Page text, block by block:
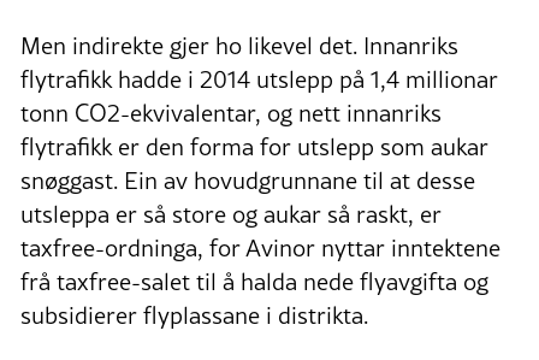
Men indirekte gjer ho likevel det. Innanriks
flytrafikk hadde i 2014 utslepp på 1,4 millionar
tonn CO2-ekvivalentar, og nett innanriks
flytrafikk er den forma for utslepp som aukar
snøggast. Ein av hovudgrunnane til at desse
utsleppa er så store og aukar så raskt, er
taxfree-ordninga, for Avinor nyttar inntektene
frå taxfree-salet til å halda nede flyavgifta og
subsidierer flyplassane i distrikta.